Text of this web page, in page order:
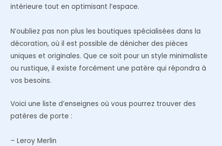
intérieure tout en optimisant l’espace.
N’oubliez pas non plus les boutiques spécialisées dans la
décoration, où il est possible de dénicher des pièces
uniques et originales. Que ce soit pour un style minimaliste
ou rustique, il existe forcément une patère qui répondra à
vos besoins.
Voici une liste d’enseignes où vous pourrez trouver des
patères de porte :
– Leroy Merlin